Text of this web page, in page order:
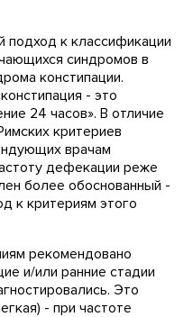
подход к классификации
синдромов в
констипации.
- это
24 часов». В отличие
критериев
врачам
дефекации реже
более обоснованный -
к критериям этого
рекомендовано
и/или ранние стадии
Это
- при частоте